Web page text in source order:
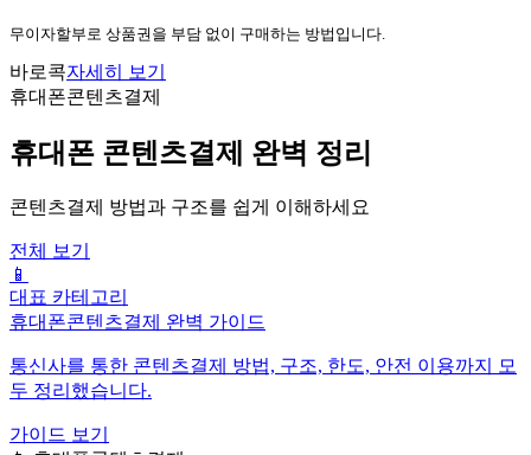
무이자할부로 상품권을 부담 없이 구매하는 방법입니다.
바로콕자세히 보기
휴대폰콘텐츠결제
휴대폰 콘텐츠결제 완벽 정리
콘텐츠결제 방법과 구조를 쉽게 이해하세요
전체 보기
📱
대표 카테고리
휴대폰콘텐츠결제 완벽 가이드
통신사를 통한 콘텐츠결제 방법, 구조, 한도, 안전 이용까지 모
두 정리했습니다.
가이드 보기